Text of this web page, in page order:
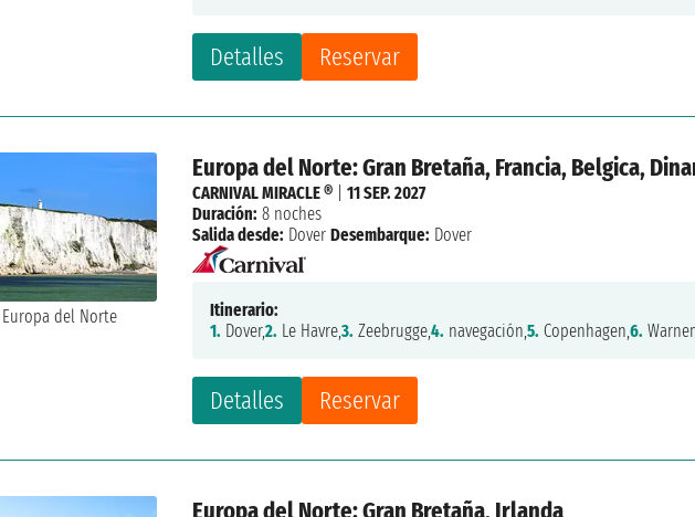
Detalles Reservar
Europa del Norte: Gran Bretaña, Francia, Belgica,
Detalles Reservar
CARNIVAL MIRACLE ® |11 SEP. 2027
Duración: 8 noches
Salida desde: Dover Desembarque: Dover
Itinerario:
1. Dover,2. Le Havre,3. Zeebrugge,4. navegación,5. Copenhagen,6.